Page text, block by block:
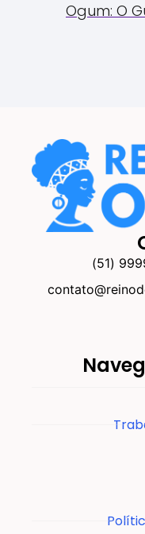
Ogum: O
(51)